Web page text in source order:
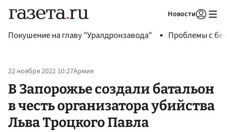
Новости
Покушение на главу "Уралдронзавода" Проблемы с
22 ноября 2022 10:27Армия
В Запорожье создали батальон
в честь организатора убийства
Льва Троцкого Павла